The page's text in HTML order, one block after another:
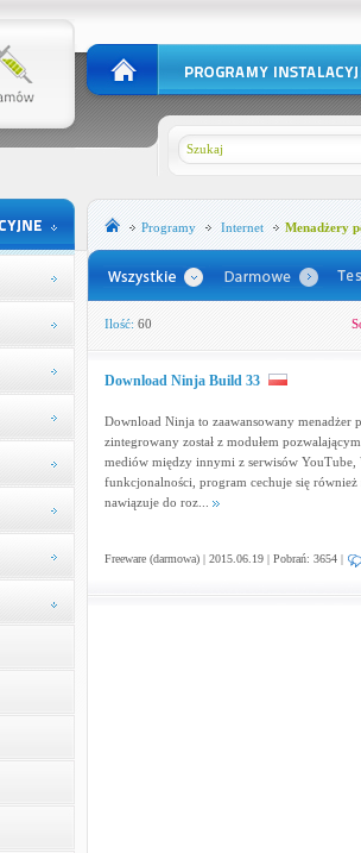
Programy Internet Menadżery
Ilość: 60
Download Ninja Build 33
Download Ninja to zaawansowany
zintegrowany został z modułem
mediów między innymi z serwisów
funkcjonalności, program cechuje się
nawiązuje do roz...
Freeware (darmowa) | 2015.06.19 | Pobrań: 3654 |